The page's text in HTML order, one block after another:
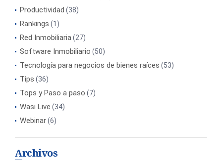
Productividad (38)
Rankings (1)
Red Inmobiliaria(27)
Software Inmobiliario (50)
Tecnología para negocios de bienes raíces (53)
Tips (36)
Tops y Paso a paso (7)
Wasi Live (34)
Webinar(6)
Archivos